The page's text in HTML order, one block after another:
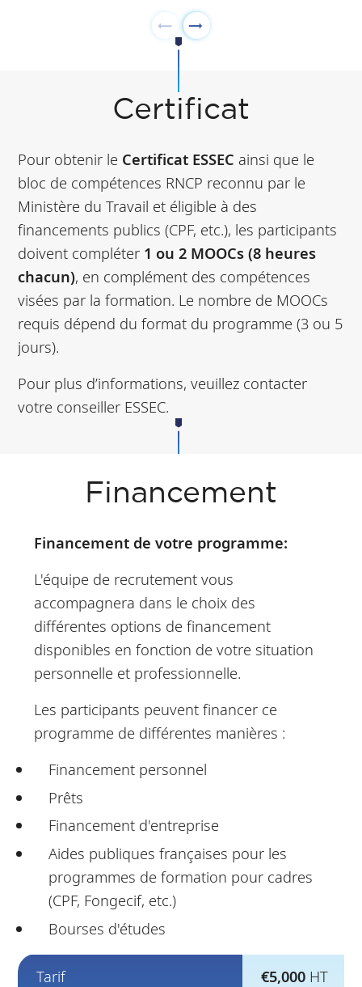
avec un focus sur la réflexivité
Certificat
Pour obtenir le Certificat ESSEC ainsi que le
bloc de compétences RNCP reconnu par le
Ministère du Travail et éligible à des
financements publics (CPF, etc.), les participants
doivent compléter 1 ou 2 MOOCs (8 heures
chacun), en complément des compétences
visées par la formation. Le nombre de MOOCs
requis dépend du format du programme (3 ou 5
jours).
Pour plus d’informations, veuillez contacter
votre conseiller ESSEC.
Financement
Financement de votre programme:
L'équipe de recrutement vous
accompagnera dans le choix des
différentes options de financement
disponibles en fonction de votre situation
personnelle et professionnelle.
Les participants peuvent financer ce
programme de différentes manières :
Financement personnel
Prêts
Financement d'entreprise
Aides publiques françaises pour les
programmes de formation pour cadres
(CPF, Fongecif, etc.)
Bourses d'études
Tarif €5,000 HT